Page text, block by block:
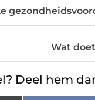
Wat
Deel hem